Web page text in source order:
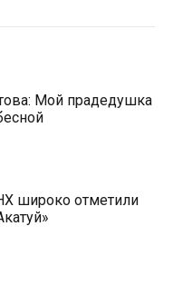
Мой прадедушка
широко отметили